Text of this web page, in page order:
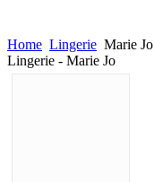
Home Lingerie Marie Jo
Lingerie - Marie Jo